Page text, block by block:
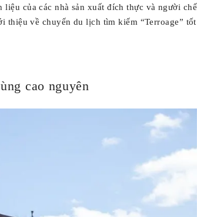
của các nhà sản xuất đích thực và người chế
thiệu về chuyến du lịch tìm kiếm “Terroage” tốt
cao nguyên